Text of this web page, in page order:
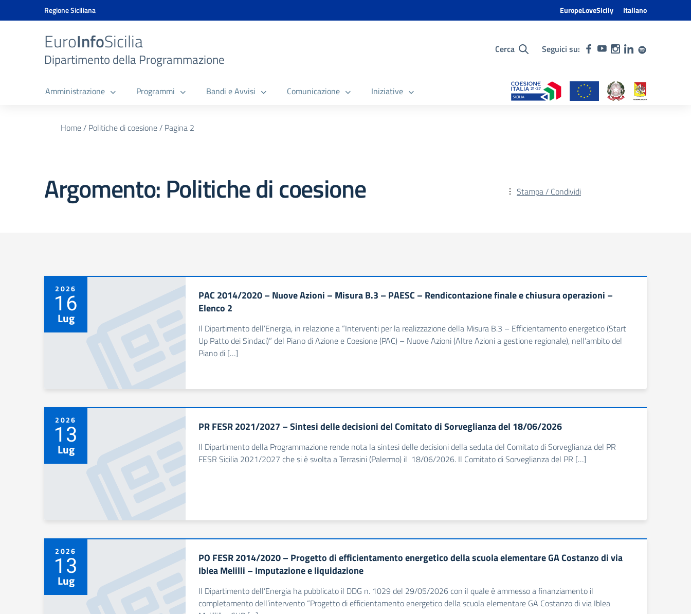
Vai ai contenuti
Vai al menu di navigazione
Vai al banner delle Cookie Policy
Regione Siciliana EuropeLoveSicily Italiano
EuroInfoSicilia
Dipartimento della Programmazione
Cerca Seguici su:
Amministrazione Programmi Bandi e Avvisi Comunicazione Iniziative
Home/ Politiche di coesione/ Pagina 2
Argomento:Politiche di coesione Stampa / Condividi
2026
16
Lug
PAC 2014/2020 – Nuove Azioni – Misura B.3 – PAESC – Rendicontazione finale e chiusura operazioni –
Elenco 2
Il Dipartimento dell’Energia, in relazione a “Interventi per la realizzazione della Misura B.3 – Efficientamento energetico (Start
Up Patto dei Sindaci)” del Piano di Azione e Coesione (PAC) – Nuove Azioni (Altre Azioni a gestione regionale), nell’ambito del
Piano di […]
2026
13
Lug
PR FESR 2021/2027 – Sintesi delle decisioni del Comitato di Sorveglianza del 18/06/2026
Il Dipartimento della Programmazione rende nota la sintesi delle decisioni della seduta del Comitato di Sorveglianza del PR
FESR Sicilia 2021/2027 che si è svolta a Terrasini (Palermo) il 18/06/2026. Il Comitato di Sorveglianza del PR […]
2026
13
Lug
PO FESR 2014/2020 – Progetto di efficientamento energetico della scuola elementare GA Costanzo di via
Iblea Melilli – Imputazione e liquidazione
Il Dipartimento dell’Energia ha pubblicato il DDG n. 1029 del 29/05/2026 con il quale è ammesso a finanziamento il
completamento dell’intervento “Progetto di efficientamento energetico della scuola elementare GA Costanzo di via Iblea